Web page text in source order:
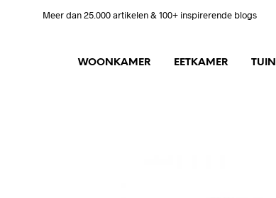
Meer dan 25.000 artikelen & 100+ inspirerende blogs
WOONKAMER EETKAMER TUIN